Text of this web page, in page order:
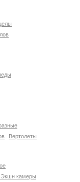
Вертолеты
Экшн камеры